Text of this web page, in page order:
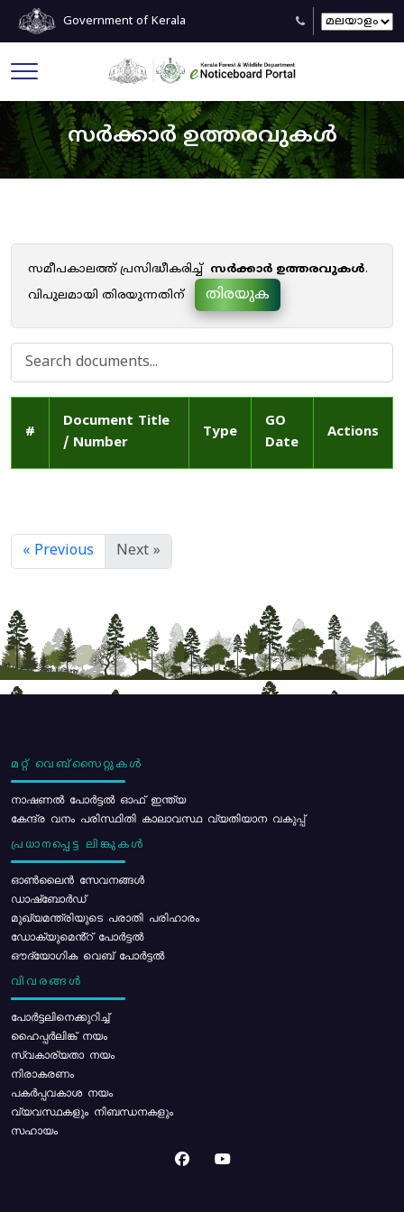
Government of Kerala
സർക്കാർ ഉത്തരവുകൾ
സമീപകാലത്ത് പ്രസിദ്ധീകരിച്ച് സർക്കാർ ഉത്തരവുകൾ.
വിപുലമായി തിരയുന്നതിന്
തിരയുക
#
Document Title
/ Number
Type
GO
Date
Actions
« Previous Next »
മറ്റ് വെബ്സൈറ്റുകൾ
നാഷണൽ പോർട്ടൽ ഓഫ് ഇന്ത്യ
കേന്ദ്ര വനം പരിസ്ഥിതി കാലാവസ്ഥ വ്യതിയാന വകുപ്പ്
പ്രധാനപ്പെട്ട ലിങ്കുകൾ
ഓൺലൈൻ സേവനങ്ങൾ
ഡാഷ്ബോർഡ്
മുഖ്യമന്ത്രിയുടെ പരാതി പരിഹാരം
ഡോക്യുമെൻ്റ് പോർട്ടൽ
ഔദ്യോഗിക വെബ് പോർട്ടൽ
വിവരങ്ങൾ
പോര്‍ട്ടലിനെക്കുറിച്ച്
ഹൈപ്പർലിങ്ക് നയം
സ്വകാര്യതാ നയം
നിരാകരണം
പകർപ്പവകാശ നയം
വ്യവസ്ഥകളും നിബന്ധനകളും
സഹായം